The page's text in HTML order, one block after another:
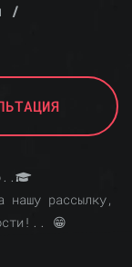
/
нашу рассылку,
😁